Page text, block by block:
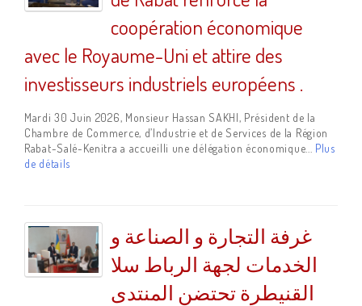
coopération économique
avec le Royaume-Uni et attire des
investisseurs industriels européens .
Mardi 30 Juin 2026, Monsieur Hassan SAKHI, Président de la
Chambre de Commerce, d’Industrie et de Services de la Région
Rabat-Salé-Kenitra a accueilli une délégation économique... Plus
de détails
غرفة التجارة و الصناعة و
الخدمات لجهة الرباط سلا
القنيطرة تحتضن المنتدى